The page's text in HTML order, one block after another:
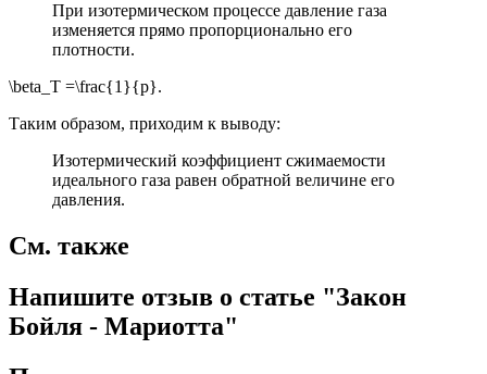
При изотермическом процессе давление газа
изменяется прямо пропорционально его
плотности.
\beta_T =\frac{1}{p}.
Таким образом, приходим к выводу:
Изотермический коэффициент сжимаемости
идеального газа равен обратной величине его
давления.
См. также
Напишите отзыв о статье "Закон
Бойля - Мариотта"